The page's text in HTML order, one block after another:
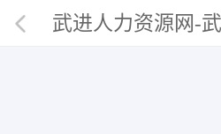
武进人力资源网-